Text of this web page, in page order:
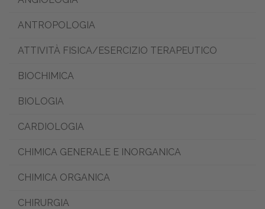
ANTROPOLOGIA
ATTIVITÀ FISICA/ESERCIZIO TERAPEUTICO
BIOCHIMICA
BIOLOGIA
CARDIOLOGIA
CHIMICA GENERALE E INORGANICA
CHIMICA ORGANICA
CHIRURGIA